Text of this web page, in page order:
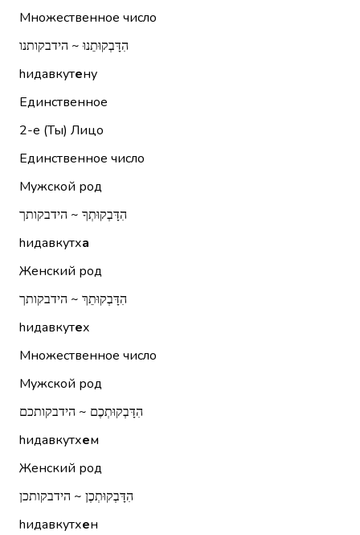
Множественное число
הִדָּבְקוּתֵנוּ ~ הידבקותנו
hидавкутену
Единственное
2-е (Ты) Лицо
Единственное число
Мужской род
הִדָּבְקוּתְךָ ~ הידבקותך
hидавкутха
Женский род
הִדָּבְקוּתֵךְ ~ הידבקותך
hидавкутех
Множественное число
Мужской род
הִדָּבְקוּתְכֶם ~ הידבקותכם
hидавкутхем
Женский род
הִדָּבְקוּתְכֶן ~ הידבקותכן
hидавкутхен